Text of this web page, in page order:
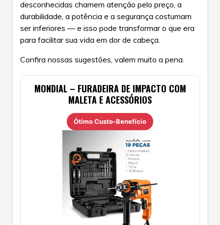
desconhecidas chamem atenção pelo preço, a
durabilidade, a potência e a segurança costumam
ser inferiores — e isso pode transformar o que era
para facilitar sua vida em dor de cabeça.
Confira nossas sugestões, valem muito a pena.
MONDIAL – FURADEIRA DE IMPACTO COM
MALETA E ACESSÓRIOS
Ótimo Custo-Benefício